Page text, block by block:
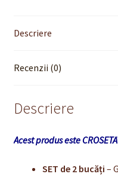
cu
pentru
de
bucati
Descriere
Recenzii (0)
Descriere
Acest produs este
SET de 2 bucăți –